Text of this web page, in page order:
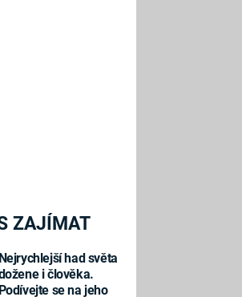
ZAJÍMAT
Nejrychlejší had světa
i člověka.
Podívejte se na jeho